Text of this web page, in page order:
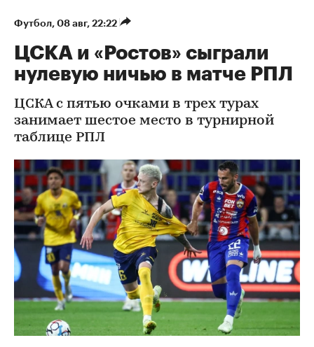
Футбол 08 авг, 22:22
ЦСКА и «Ростов» сыграли
нулевую ничью в матче РПЛ
ЦСКА с пятью очками в трех турах
занимает шестое место в турнирной
таблице РПЛ